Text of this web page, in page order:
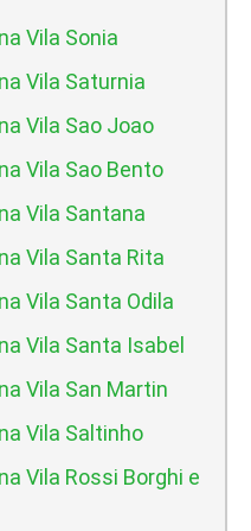
Vila Sonia
Vila Saturnia
Vila Sao Joao
Vila Sao Bento
Vila Santana
Vila Santa Rita
Vila Santa Odila
Vila Santa Isabel
Vila San Martin
Vila Saltinho
Vila Rossi Borghi e